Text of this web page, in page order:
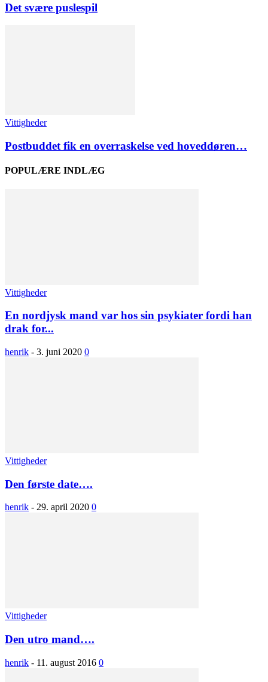
Det svære puslespil
Vittigheder
Postbuddet fik en overraskelse ved hoveddøren…
POPULÆRE INDLÆG
Vittigheder
En nordjysk mand var hos sin psykiater fordi han
drak for...
henrik - 3. juni 2020 0
Vittigheder
Den første date….
henrik - 29. april 2020 0
Vittigheder
Den utro mand….
henrik - 11. august 2016 0